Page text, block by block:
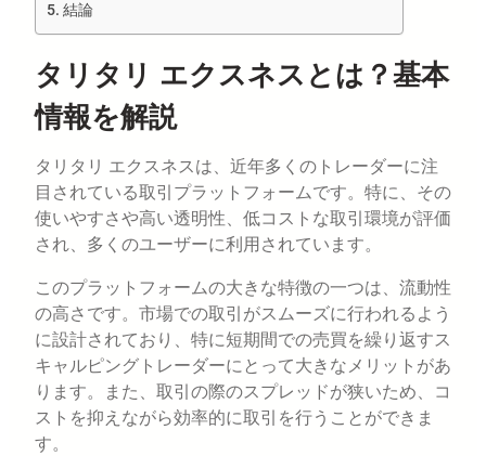
結論
タリタリ エクスネスとは？基本
情報を解説
タリタリ エクスネスは、近年多くのトレーダーに注
目されている取引プラットフォームです。特に、その
使いやすさや高い透明性、低コストな取引環境が評価
され、多くのユーザーに利用されています。
このプラットフォームの大きな特徴の一つは、流動性
の高さです。市場での取引がスムーズに行われるよう
に設計されており、特に短期間での売買を繰り返すス
キャルピングトレーダーにとって大きなメリットがあ
ります。また、取引の際のスプレッドが狭いため、コ
ストを抑えながら効率的に取引を行うことができま
す。